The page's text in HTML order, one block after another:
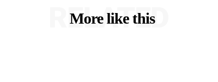
More like this
RELATED